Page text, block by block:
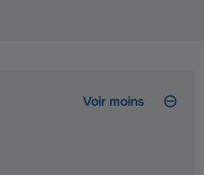
Voir moins